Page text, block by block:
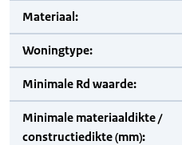
Materiaal:
Woningtype:
Minimale Rd waarde:
Minimale materiaaldikte /
constructiedikte (mm):